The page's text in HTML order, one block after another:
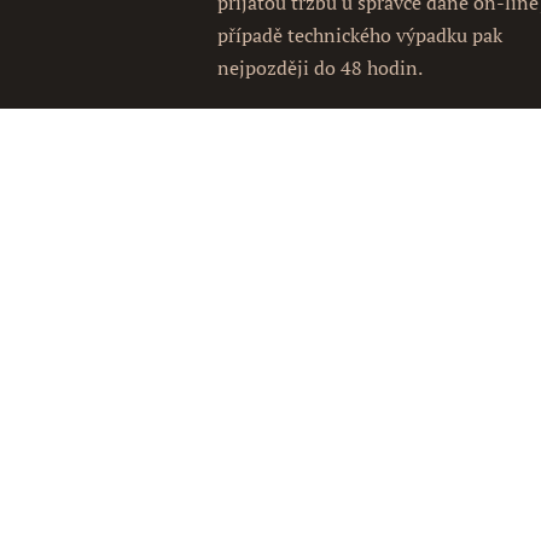
případě technického výpadku pak
nejpozději do 48 hodin.